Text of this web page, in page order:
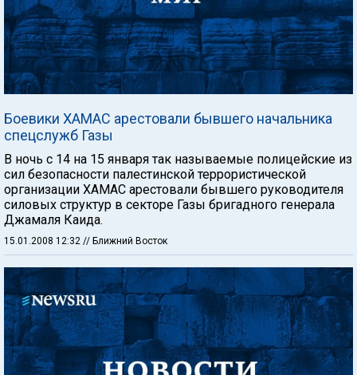
Боевики ХАМАС арестовали бывшего начальника
спецслужб Газы
В ночь с 14 на 15 января так называемые полицейские из
сил безопасности палестинской террористической
организации ХАМАС арестовали бывшего руководителя
силовых структур в секторе Газы бригадного генерала
Джамаля Каида.
15.01.2008 12:32 // Ближний Восток